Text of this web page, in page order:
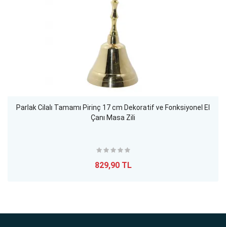
Parlak Cilalı Tamamı Pirinç 17 cm Dekoratif ve Fonksiyonel El
Çanı Masa Zili
829,90 TL